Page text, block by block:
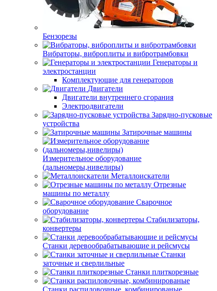
Бензорезы
Вибраторы, виброплиты и вибротрамбовки
Генераторы и
электростанции
Комплектующие для генераторов
Двигатели
Двигатели внутреннего сгорания
Электродвигатели
Зарядно-пусковые
устройства
Затирочные машины
Измерительное оборудование
(дальномеры,нивелиры)
Металлоискатели
Отрезные
машины по металлу
Сварочное
оборудование
Стабилизаторы,
конвертеры
Станки деревообрабатывающие и рейсмусы
Станки
заточные и сверлильные
Станки плиткорезные
Станки распиловочные, комбинированые